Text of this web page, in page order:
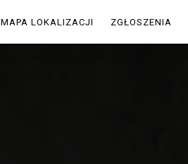
MAPA LOKALIZACJI ZGŁOSZENIA